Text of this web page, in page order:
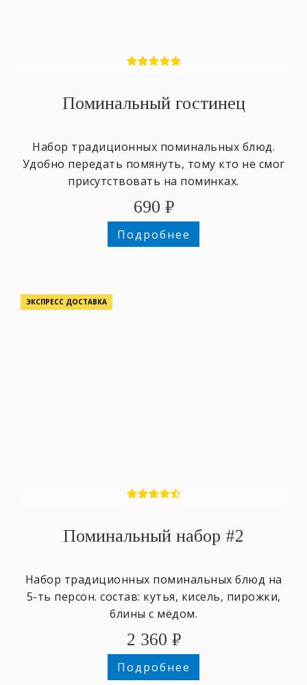
Поминальный гостинец
Набор традиционных поминальных блюд.
Удобно передать помянуть, тому кто не смог
присутствовать на поминках.
690 ₽
Подробнее
ЭКСПРЕСС ДОСТАВКА
Поминальный набор #2
Набор традиционных поминальных блюд на
5-ть персон. состав: кутья, кисель, пирожки,
блины с мёдом.
2 360 ₽
Подробнее